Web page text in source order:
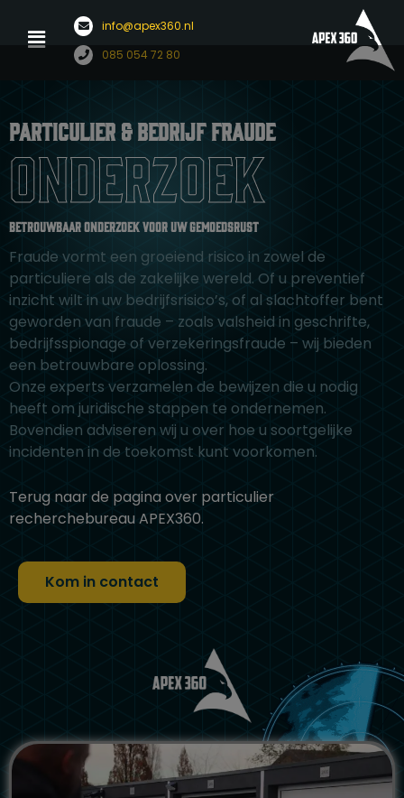
inhoud
info@apex360.nl
085 054 72 80
Menu
Particulier & bedrijf fraude
onderzoek
Betrouwbaar onderzoek voor uw gemoedsrust
Fraude vormt een groeiend risico in zowel de
particuliere als de zakelijke wereld. Of u preventief
inzicht wilt in uw bedrijfsrisico’s, of al slachtoffer bent
geworden van fraude – zoals valsheid in geschrifte,
bedrijfsspionage of verzekeringsfraude – wij bieden
een betrouwbare oplossing.
Onze experts verzamelen de bewijzen die u nodig
heeft om juridische stappen te ondernemen.
Bovendien adviseren wij u over hoe u soortgelijke
incidenten in de toekomst kunt voorkomen.
Terug naar de pagina over particulier
recherchebureau APEX360.
Kom in contact